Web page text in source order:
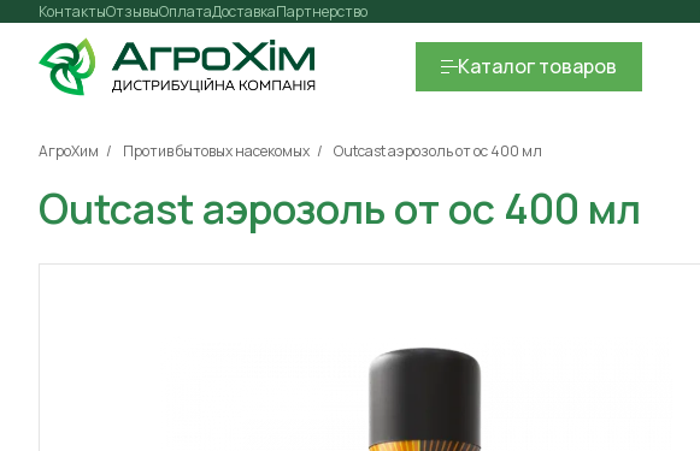
Контакты Оплата
Отзывы ДоставкаПартнерство
Каталогтоваров
АгроХим Против бытовых насекомых Outcast аэрозоль от ос 400 мл
Outcast аэрозоль от ос 400 мл